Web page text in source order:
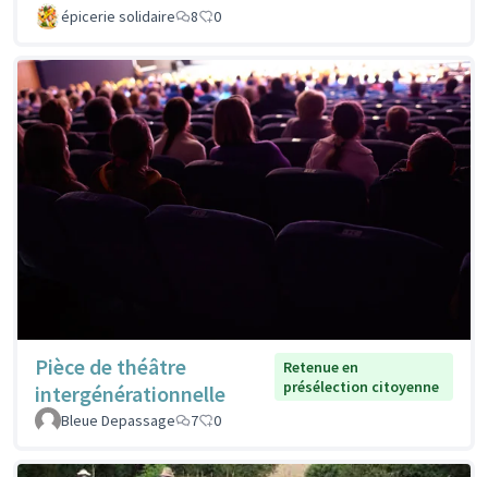
épicerie solidaire 8 0
Pièce de théâtre
intergénérationnelle
Retenue en
présélection citoyenne
Bleue Depassage
7 0